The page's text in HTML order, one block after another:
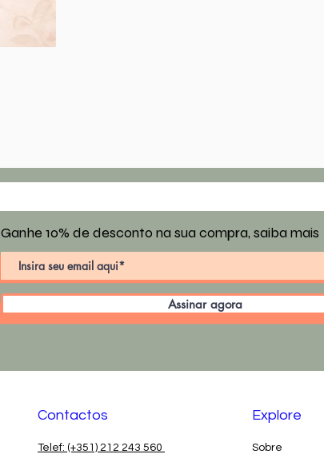
Ganhe 10% de desconto na sua compra, saiba mais
Assinar agora
Contactos
Telef: (+351) 212 243 560
Explore
Sobre